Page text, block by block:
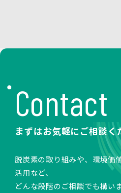
Contact
まずはお気軽にご相談く
脱炭素の取り組みや、環境価
活用など、
どんな段階のご相談でも構い